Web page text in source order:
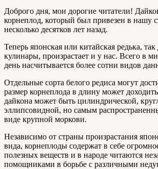
Доброго дня, мои дорогие читатели!
корнеплод, который был привезен в нашу
несколько десятков лет назад.
Теперь японская или китайская редька,
кулинары, произрастает и у нас. Всего в
день насчитывается более сотни видов
Отдельные сорта белого редиса могут
размер корнеплода в длину может
дайкона может быть цилиндрической,
эллипсовидной, но самым
виде крупной моркови.
Независимо от страны произрастания
вида, корнеплоды содержат в себе
полезных веществ и в народе читаются
помощниками в борьбе с различными